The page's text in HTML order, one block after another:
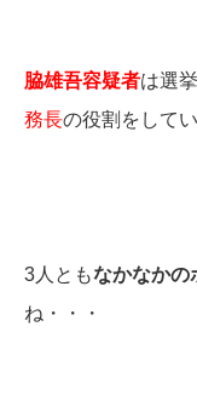
脇雄吾容疑者は選
務長の役割をしてい
3人ともなかなかの
ね・・・